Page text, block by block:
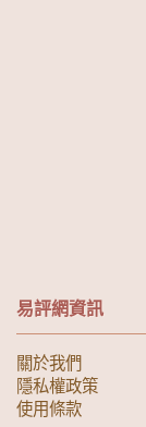
易評網資訊
關於我們
隱私權政策
使用條款